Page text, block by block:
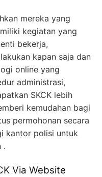
mereka yang
kegiatan yang
bekerja,
kapan saja dan
online yang
administrasi,
SKCK lebih
kemudahan bagi
permohonan secara
kantor polisi untuk
.
Via Website